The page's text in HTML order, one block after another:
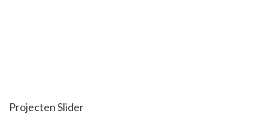
Projecten Slider